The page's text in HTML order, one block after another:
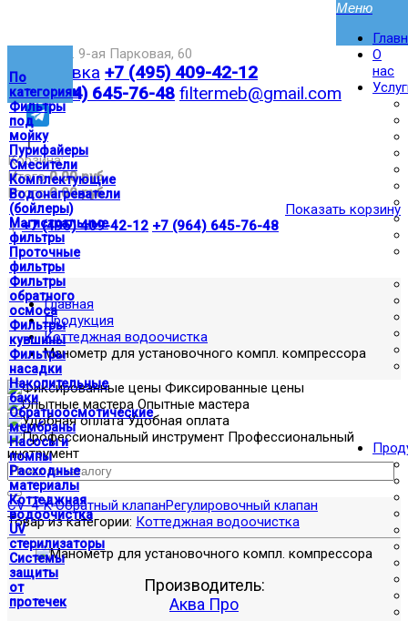
По
категориям
Фильтры
под
мойку
Пурифайеры
Смесители
Комплектующие
Водонагреватели
(бойлеры)
Магистральные
фильтры
Проточные
фильтры
Фильтры
обратного
осмоса
Фильтры
кувшины
Фильтры
насадки
Накопительные
баки
Обратноосмотические
мембраны
Насосы и
помпы
Расходные
материалы
Коттеджная
водоочистка
UV
стерилизаторы
Системы
защиты
от
протечек
Москва,ул. 9-ая Парковая, 60
Доставка +7 (495) 409-42-12
+7 (964) 645-76-48 filtermeb@gmail.com
|
Корзина:
Итого0.00 руб
Итого0.00 руб
Показать корзину
| +7 (495) 409-42-12 +7 (964) 645-76-48
О
нас
Главная
Продукция
Коттеджная водоочистка
Манометр для установочного компл. компрессора
Фиксированные цены
Опытные мастера
Удобная оплата
Профессиональный
инструмент
СV-4-K Обратный клапанРегулировочный клапан
Товар из категории: Коттеджная водоочистка
Производитель:
Аква Про